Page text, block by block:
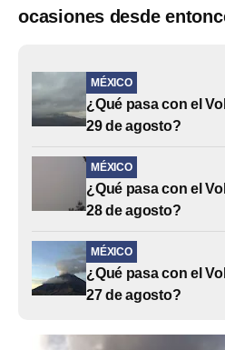
ocasiones desde
MÉXICO
¿Qué pasa con el
29 de agosto?
MÉXICO
¿Qué pasa con el
28 de agosto?
MÉXICO
¿Qué pasa con el
27 de agosto?